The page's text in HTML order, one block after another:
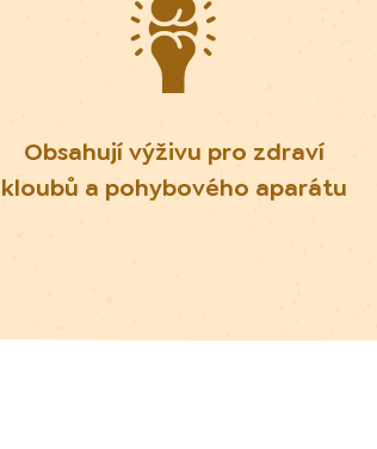
Obsahují výživu pro zdraví
kloubů a pohybového aparátu